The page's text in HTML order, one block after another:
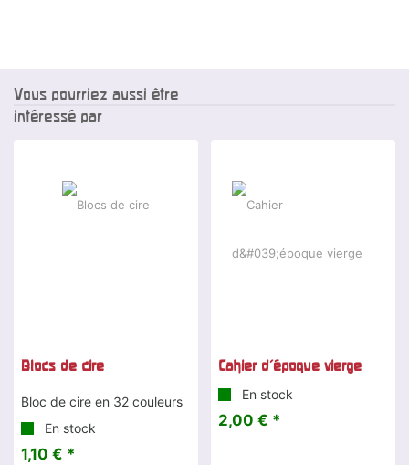
Vous pourriez aussi être
intéressé par
Blocs de cire
Bloc de cire en 32 couleurs
En stock
1,10 € *
Cahier d'époque vierge
En stock
2,00 € *